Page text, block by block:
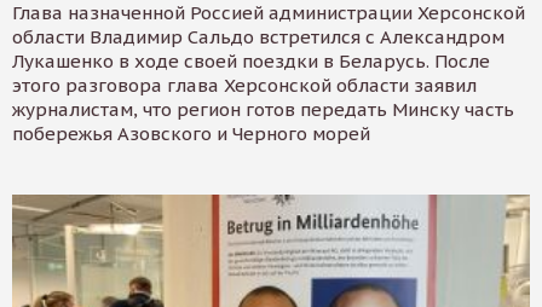
Глава назначенной Россией администрации Херсонской
области Владимир Сальдо встретился с Александром
Лукашенко в ходе своей поездки в Беларусь. После
этого разговора глава Херсонской области заявил
журналистам, что регион готов передать Минску часть
побережья Азовского и Черного морей